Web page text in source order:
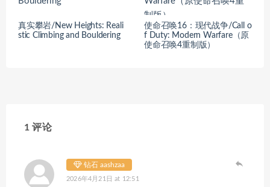
真实攀岩/New Heights: Reali
stic Climbing and Bouldering
使命召唤16：现代战争/Call o
f Duty: Modern Warfare（原
使命召唤4重制版）
1 评论
钻石 aashzaa
2026年4月21日 at 12:51